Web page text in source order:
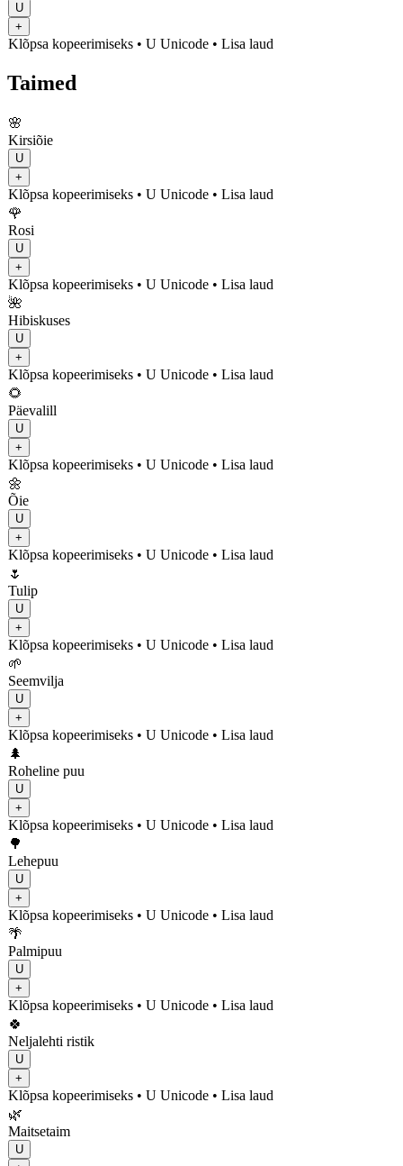
U
+
Klõpsa kopeerimiseks • U Unicode • Lisa laud
Taimed
🌸
Kirsiõie
U
+
Klõpsa kopeerimiseks • U Unicode • Lisa laud
🌹
Rosi
U
+
Klõpsa kopeerimiseks • U Unicode • Lisa laud
🌺
Hibiskuses
U
+
Klõpsa kopeerimiseks • U Unicode • Lisa laud
🌻
Päevalill
U
+
Klõpsa kopeerimiseks • U Unicode • Lisa laud
🌼
Õie
U
+
Klõpsa kopeerimiseks • U Unicode • Lisa laud
🌷
Tulip
U
+
Klõpsa kopeerimiseks • U Unicode • Lisa laud
🌱
Seemvilja
U
+
Klõpsa kopeerimiseks • U Unicode • Lisa laud
🌲
Roheline puu
U
+
Klõpsa kopeerimiseks • U Unicode • Lisa laud
🌳
Lehepuu
U
+
Klõpsa kopeerimiseks • U Unicode • Lisa laud
🌴
Palmipuu
U
+
Klõpsa kopeerimiseks • U Unicode • Lisa laud
🍀
Neljalehti ristik
U
+
Klõpsa kopeerimiseks • U Unicode • Lisa laud
🌿
Maitsetaim
U